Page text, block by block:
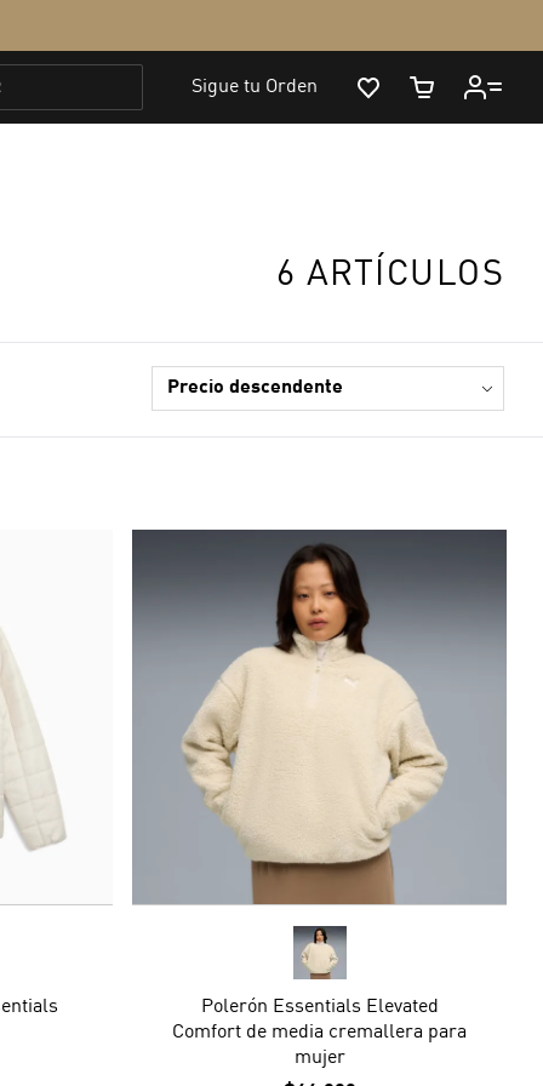
6 ARTÍCULOS
Polerón Essentials Elevated
Comfort de media cremallera para
mujer